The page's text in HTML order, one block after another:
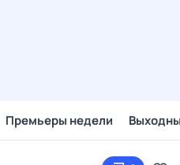
Премьеры недели